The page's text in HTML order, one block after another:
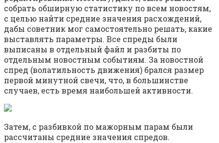
собрать обширную статистику по всем новостям,
с целью найти средние значения расхождений,
дабы советник мог самостоятельно решать, какие
выставлять параметры. Все спреды были
выписаны в отдельный файл и разбиты по
отдельным новостным событиям. За новостной
спред (волатильность движения) брался размер
первой минутной свечи, что, в большинстве
случаев, есть время наибольшей активности.
Затем, с разбивкой по мажорным парам были
рассчитаны средние значения спредов.